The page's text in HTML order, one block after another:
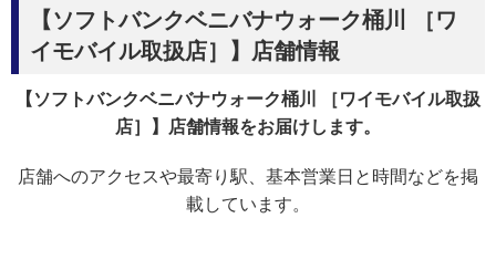
【ソフトバンクベニバナウォーク桶川 ［ワ
イモバイル取扱店］】店舗情報
【ソフトバンクベニバナウォーク桶川 ［ワイモバイル取扱
店］】店舗情報をお届けします。
店舗へのアクセスや最寄り駅、基本営業日と時間などを掲
載しています。